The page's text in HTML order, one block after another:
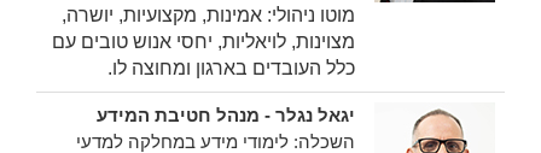
מוטו ניהולי: אמינות, מקצועיות, יושרה,
מצוינות, לויאליות, יחסי אנוש טובים עם
כלל העובדים בארגון ומחוצה לו.
יגאל נגלר - מנהל חטיבת המידע
השכלה: לימודי מידע במחלקה למדעי